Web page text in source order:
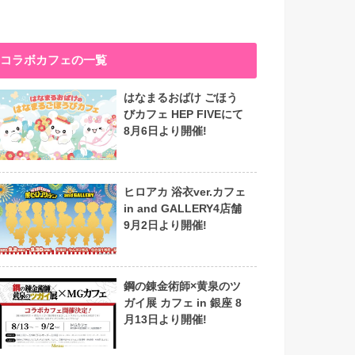
コラボカフェの一覧
はなまるおばけ ごほう
びカフェ HEP FIVEにて
8月6日より開催!
ヒロアカ 浴衣ver.カフェ
in and GALLERY4店舗
9月2日より開催!
鋼の錬金術師×黄泉のツ
ガイ展 カフェ in 銀座 8
月13日より開催!